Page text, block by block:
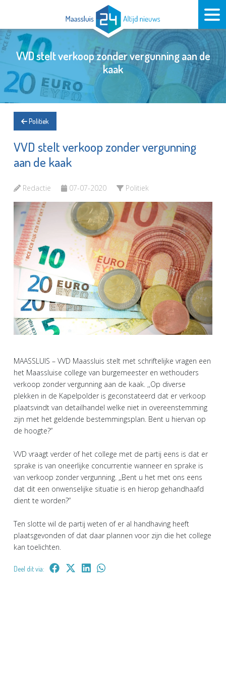
VVD stelt verkoop zonder vergunning aan de
kaak
Politiek
VVD stelt verkoop zonder vergunning
aan de kaak
Redactie 07-07-2020 Politiek
MAASSLUIS – VVD Maassluis stelt met schriftelijke vragen een
het Maassluise college van burgemeester en wethouders
verkoop zonder vergunning aan de kaak. ,,Op diverse
plekken in de Kapelpolder is geconstateerd dat er verkoop
plaatsvindt van detailhandel welke niet in overeenstemming
zijn met het geldende bestemmingsplan. Bent u hiervan op
de hoogte?”
VVD vraagt verder of het college met de partij eens is dat er
sprake is van oneerlijke concurrentie wanneer en sprake is
van verkoop zonder vergunning. ,,Bent u het met ons eens
dat dit een onwenselijke situatie is en hierop gehandhaafd
dient te worden?”
Ten slotte wil de partij weten of er al handhaving heeft
plaatsgevonden of dat daar plannen voor zijn die het college
kan toelichten.
Deel dit via: